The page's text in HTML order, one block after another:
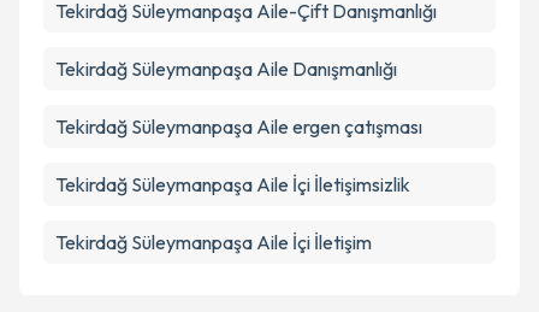
Tekirdağ Süleymanpaşa Aile-Çift Danışmanlığı
Tekirdağ Süleymanpaşa Aile Danışmanlığı
Tekirdağ Süleymanpaşa Aile ergen çatışması
Tekirdağ Süleymanpaşa Aile İçi İletişimsizlik
Tekirdağ Süleymanpaşa Aile İçi İletişim